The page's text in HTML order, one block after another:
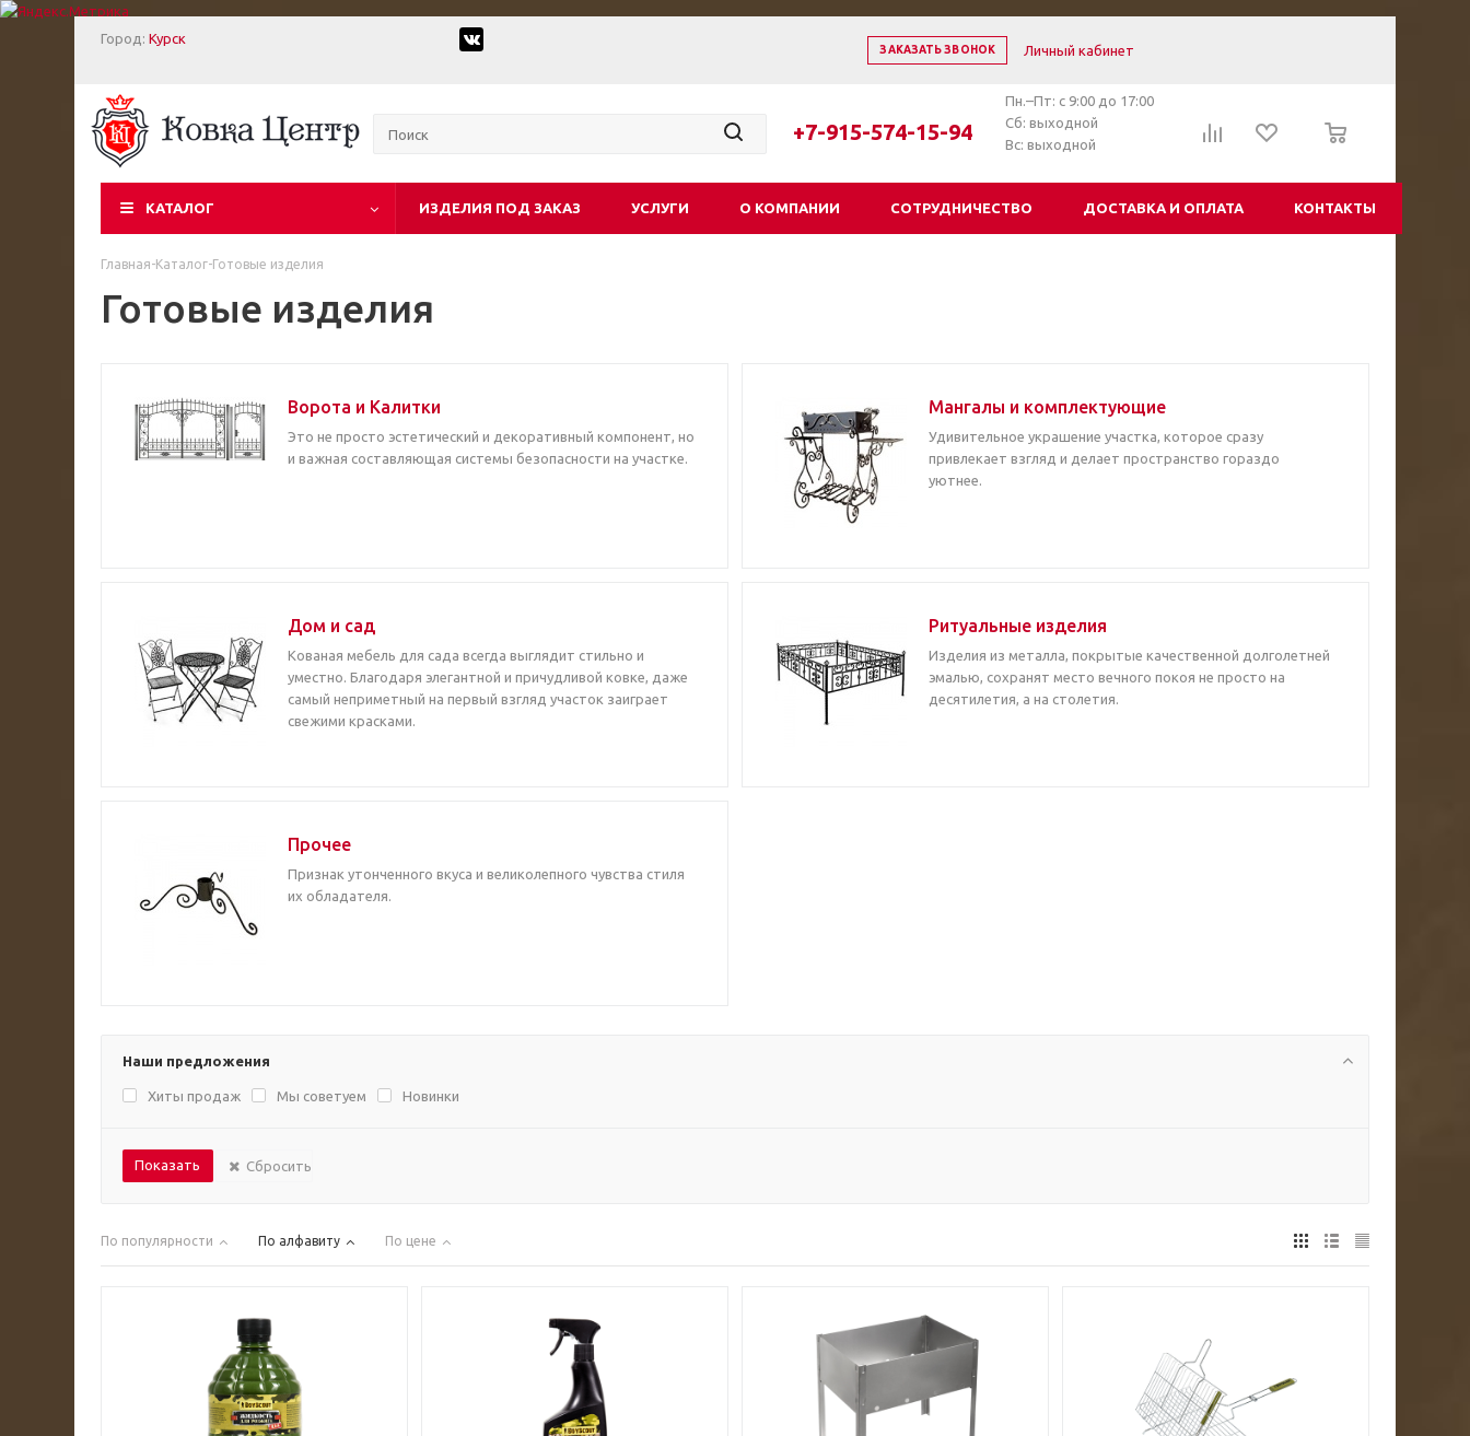
Город: Курск
ЗАКАЗАТЬ ЗВОНОК Личный кабинет
+7-915-574-15-94
Пн.–Пт: с 9:00 до 17:00
Сб: выходной
Вс: выходной
КАТАЛОГ ИЗДЕЛИЯ ПОД ЗАКАЗ УСЛУГИ О КОМПАНИИ СОТРУДНИЧЕСТВО ДОСТАВКА И ОПЛАТА КОНТАКТЫ
Главная-Каталог-Готовые изделия
Готовые изделия
Ворота и Калитки
Это не просто эстетический и декоративный компонент, но
и важная составляющая системы безопасности на участке.
Мангалы и комплектующие
Удивительное украшение участка, которое сразу
привлекает взгляд и делает пространство гораздо
уютнее.
Дом и сад
Кованая мебель для сада всегда выглядит стильно и
уместно. Благодаря элегантной и причудливой ковке, даже
самый неприметный на первый взгляд участок заиграет
свежими красками.
Ритуальные изделия
Изделия из металла, покрытые качественной долголетней
эмалью, сохранят место вечного покоя не просто на
десятилетия, а на столетия.
Прочее
Признак утонченного вкуса и великолепного чувства стиля
их обладателя.
Наши предложения
Хиты продаж Мы советуем Новинки
Сбросить
По популярности По алфавиту По цене